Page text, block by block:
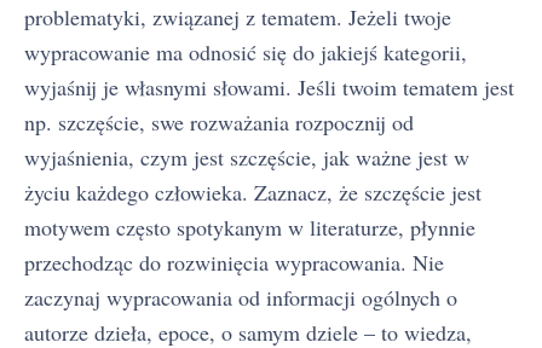
problematyki, związanej z tematem. Jeżeli twoje
wypracowanie ma odnosić się do jakiejś kategorii,
wyjaśnij je własnymi słowami. Jeśli twoim tematem jest
np. szczęście, swe rozważania rozpocznij od
wyjaśnienia, czym jest szczęście, jak ważne jest w
życiu każdego człowieka. Zaznacz, że szczęście jest
motywem często spotykanym w literaturze, płynnie
przechodząc do rozwinięcia wypracowania. Nie
zaczynaj wypracowania od informacji ogólnych o
autorze dzieła, epoce, o samym dziele – to wiedza,